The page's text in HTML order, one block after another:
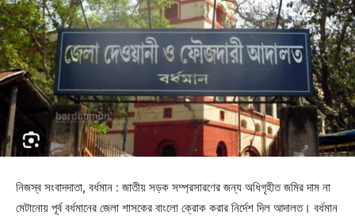
নিজস্ব সংবাদদাতা, বর্ধমান : জাতীয় সড়ক সম্প্রসারণের জন্য অধিগৃহীত জমির দাম না
মেটানোয় পূর্ব বর্ধমানের জেলা শাসকের বাংলো ক্রোক করার নির্দেশ দিল আদালত। বর্ধমান